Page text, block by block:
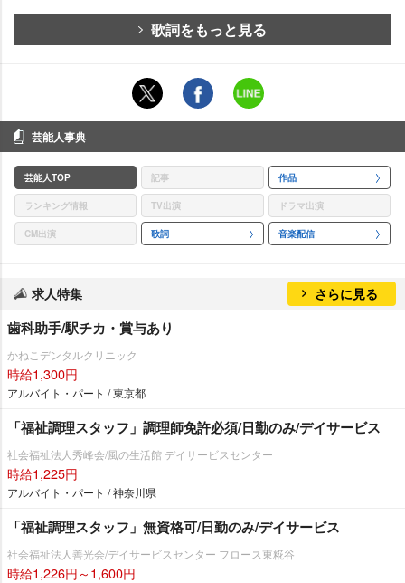
歌詞をもっと見る
芸能人事典
芸能人TOP 記事 作品
ランキング情報 TV出演 ドラマ出演
CM出演 歌詞 音楽配信
求人特集 さらに見る
歯科助手/駅チカ・賞与あり
かねこデンタルクリニック
時給1,300円
アルバイト・パート / 東京都
「福祉調理スタッフ」調理師免許必須/日勤のみ/デイサービス
社会福祉法人秀峰会/風の生活館 デイサービスセンター
時給1,225円
アルバイト・パート / 神奈川県
「福祉調理スタッフ」無資格可/日勤のみ/デイサービス
社会福祉法人善光会/デイサービスセンター フロース東糀谷
時給1,226円～1,600円